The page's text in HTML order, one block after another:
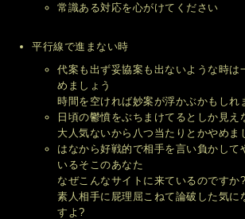
常識ある対応を心がけてください
平行線で進まない時
代案も出ず妥協案も出ないような時は
めましょう
時間を空ければ妙案が浮かぶかもしれ
日頃の鬱憤をぶちまけてるとしか見え
大人気ないから八つ当たりとかやめま
はなから好戦的で相手を言い負かして
いるそこのあなた
なぜこんなサイトに来ているのですか?
素人相手に屁理屈こねて論破した気に
すよ?